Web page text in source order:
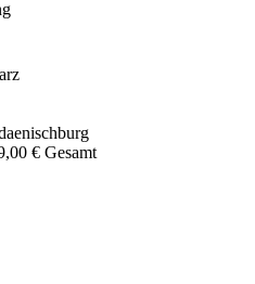
€ Gesamt